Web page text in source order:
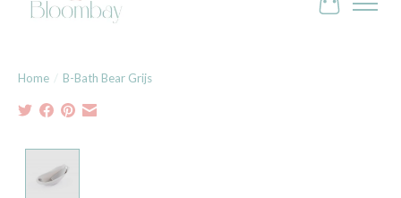
Home / B-Bath Bear Grijs